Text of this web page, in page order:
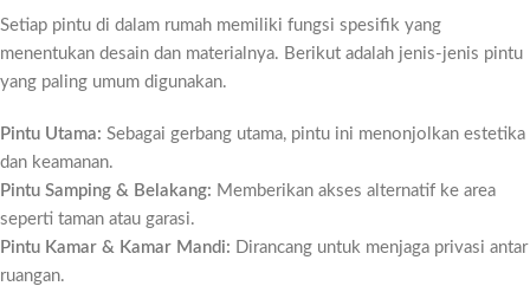
Setiap pintu di dalam rumah memiliki fungsi spesifik yang
menentukan desain dan materialnya. Berikut adalah jenis-jenis pintu
yang paling umum digunakan.
Pintu Utama: Sebagai gerbang utama, pintu ini menonjolkan estetika
dan keamanan.
Pintu Samping & Belakang: Memberikan akses alternatif ke area
seperti taman atau garasi.
Pintu Kamar & Kamar Mandi: Dirancang untuk menjaga privasi antar
ruangan.